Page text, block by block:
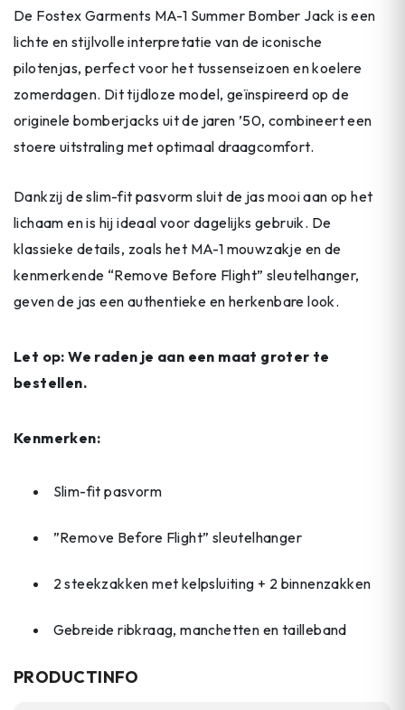
De Fostex Garments MA-1 Summer Bomber Jack is een
lichte en stijlvolle interpretatie van de iconische
pilotenjas, perfect voor het tussenseizoen en koelere
zomerdagen. Dit tijdloze model, geïnspireerd op de
originele bomberjacks uit de jaren ’50, combineert een
stoere uitstraling met optimaal draagcomfort.
Dankzij de slim-fit pasvorm sluit de jas mooi aan op het
lichaam en is hij ideaal voor dagelijks gebruik. De
klassieke details, zoals het MA-1 mouwzakje en de
kenmerkende “Remove Before Flight” sleutelhanger,
geven de jas een authentieke en herkenbare look.
Let op: We raden je aan een maat groter te
bestellen.
Kenmerken:
Slim-fit pasvorm
”Remove Before Flight” sleutelhanger
2 steekzakken met kelpsluiting + 2 binnenzakken
Gebreide ribkraag, manchetten en tailleband
PRODUCTINFO